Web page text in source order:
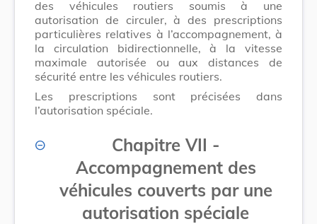
des véhicules routiers soumis à une
autorisation de circuler, à des prescriptions
particulières relatives à l’accompagnement, à
la circulation bidirectionnelle, à la vitesse
maximale autorisée ou aux distances de
sécurité entre les véhicules routiers.
Les prescriptions sont précisées dans
l’autorisation spéciale.
Chapitre VII -
Accompagnement des
véhicules couverts par une
autorisation spéciale